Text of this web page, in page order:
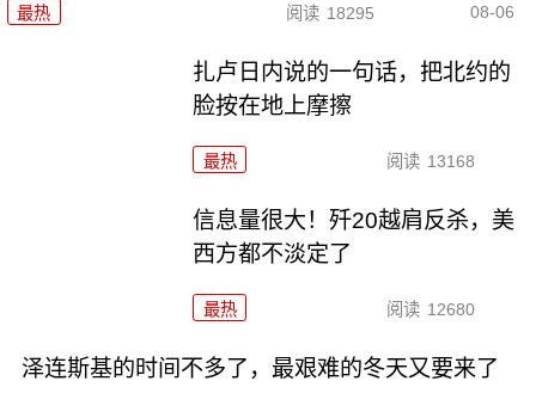
最热 阅读 18295 08-06
扎卢日内说的一句话，把北约的
脸按在地上摩擦
最热 阅读 13168
信息量很大！歼20越肩反杀，美
西方都不淡定了
最热 阅读 12680
泽连斯基的时间不多了，最艰难的冬天又要来了